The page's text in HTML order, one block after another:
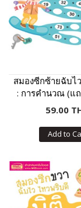
สมองซีกซ้ายฉับไ
: การคำนวณ (แ
เกอร์)
59.00
Add to